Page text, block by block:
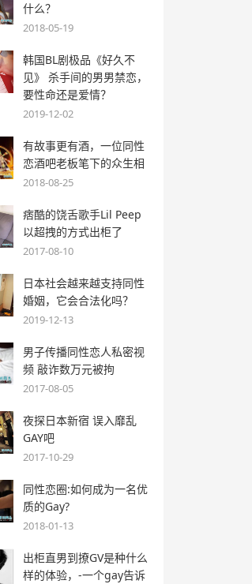
什么？
2018-05-19
韩国BL剧极品《好久不
见》 杀手间的男男禁恋，
要性命还是爱情？
2019-12-02
有故事更有酒，一位同性
恋酒吧老板笔下的众生相
2018-08-25
痞酷的饶舌歌手Lil Peep
以超拽的方式出柜了
2017-08-10
日本社会越来越支持同性
婚姻，它会合法化吗？
2019-12-13
男子传播同性恋人私密视
频 敲诈数万元被拘
2017-08-05
夜探日本新宿 误入靡乱
GAY吧
2017-10-29
同性恋圈:如何成为一名优
质的Gay?
2018-01-13
出柜直男到撩GV是种什么
样的体验，-一个gay告诉